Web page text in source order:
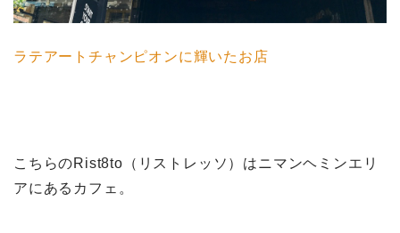
ラテアートチャンピオンに輝いたお店
こちらのRist8to（リストレッソ）はニマンヘミンエリ
アにあるカフェ。